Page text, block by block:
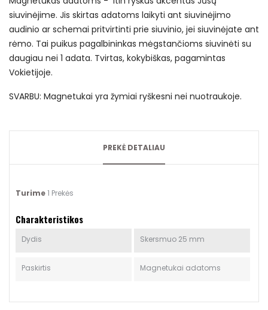
siuvinėjime. Jis skirtas adatoms laikyti ant siuvinėjimo
audinio ar schemai pritvirtinti prie siuvinio, jei siuvinėjate ant
rėmo. Tai puikus pagalbininkas mėgstančioms siuvinėti su
daugiau nei 1 adata. Tvirtas, kokybiškas, pagamintas
Vokietijoje.
SVARBU: Magnetukai yra žymiai ryškesni nei nuotraukoje.
PREKĖ DETALIAU
Turime1 Prekės
Charakteristikos
Dydis Skersmuo 25 mm
Paskirtis Magnetukai adatoms